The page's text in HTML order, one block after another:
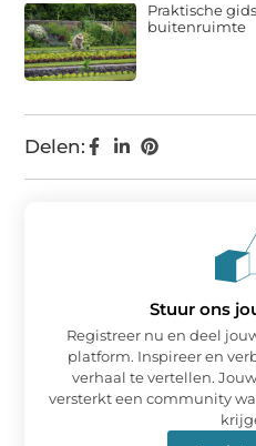
Delen:
Praktische
buitenruimte
Stuur ons
Registreer nu en deel
platform. Inspireer en
verhaal te vertellen.
versterkt een community